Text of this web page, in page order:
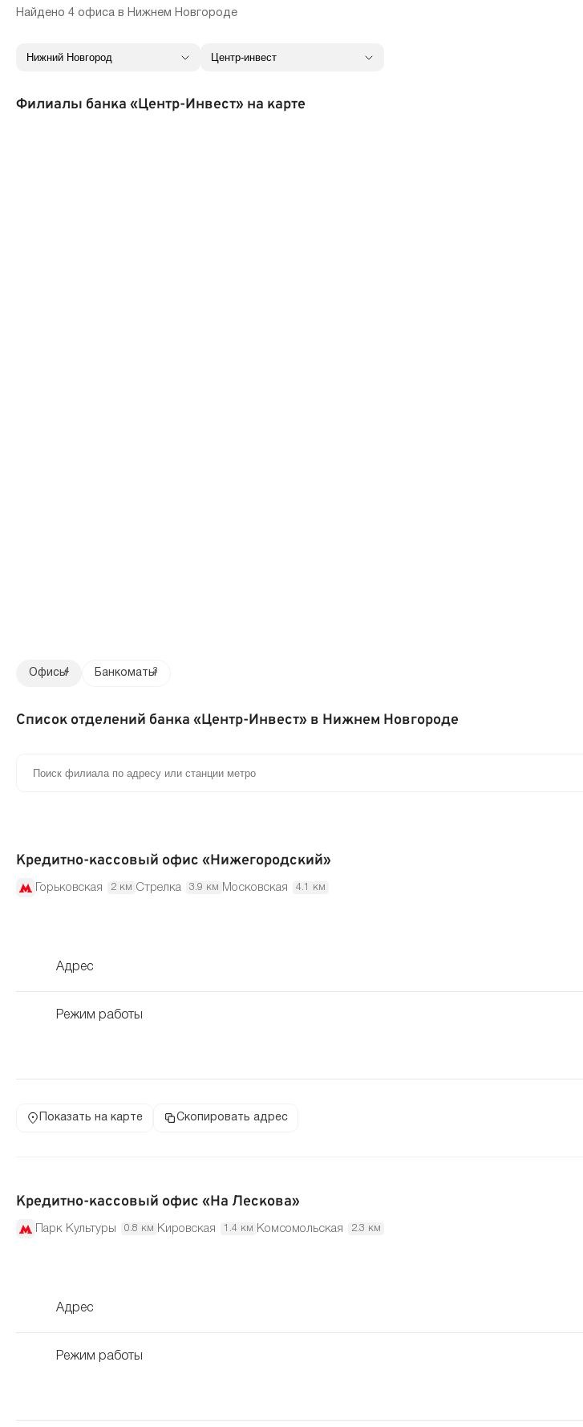
Найдено 4 офиса в Нижнем Новгороде
Филиалы банка «Центр-Инвест» на карте
Офисы4 Банкоматы3
Список отделений банка «Центр-Инвест» в Нижнем Новгороде
Кредитно-кассовый офис «Нижегородский»
Горьковская 2 км Стрелка 3.9 км Московская 4.1 км
Адрес
Режим работы
Показать на карте Скопировать адрес
Кредитно-кассовый офис «На Лескова»
Парк Культуры 0.8 км Кировская 1.4 км Комсомольская 2.3 км
Адрес
Режим работы